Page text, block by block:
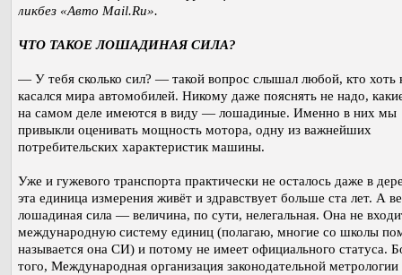
ликбез «Авто Mail.Ru».
ЧТО ТАКОЕ ЛОШАДИНАЯ СИЛА?
— У тебя сколько сил? — такой вопрос слышал любой, кто хоть
касался мира автомобилей. Никому даже пояснять не надо,
на самом деле имеются в виду — лошадиные. Именно в них мы
привыкли оценивать мощность мотора, одну из важнейших
потребительских характеристик машины.
Уже и гужевого транспорта практически не осталось даже в
эта единица измерения живёт и здравствует больше ста лет. А
лошадиная сила — величина, по сути, нелегальная. Она не
международную систему единиц (полагаю, многие со школы
называется она СИ) и потому не имеет официального статуса.
того, Международная организация законодательной метрологии